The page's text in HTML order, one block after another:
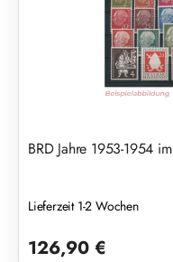
BRD Jahre 1953-1954
Lieferzeit 1-2 Wochen
126,90 €